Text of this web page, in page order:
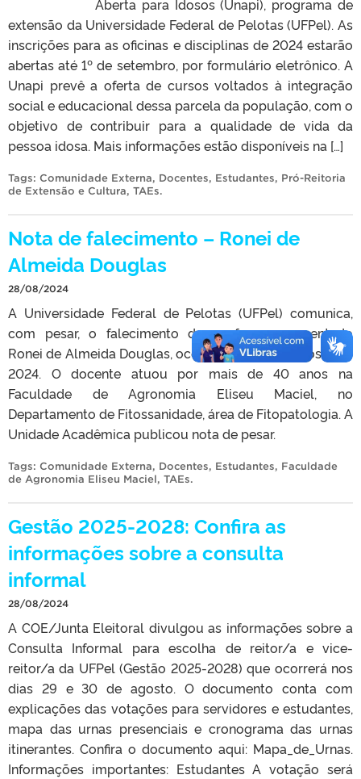
Aberta para Idosos (Unapi), programa de
extensão da Universidade Federal de Pelotas (UFPel). As
inscrições para as oficinas e disciplinas de 2024 estarão
abertas até 1º de setembro, por formulário eletrônico. A
Unapi prevê a oferta de cursos voltados à integração
social e educacional dessa parcela da população, com o
objetivo de contribuir para a qualidade de vida da
pessoa idosa. Mais informações estão disponíveis na […]
Tags: Comunidade Externa, Docentes, Estudantes, Pró-Reitoria
de Extensão e Cultura, TAEs.
Nota de falecimento – Ronei de
Almeida Douglas
28/08/2024
A Universidade Federal de Pelotas (UFPel) comunica,
com pesar, o falecimento do professor aposentado
Ronei de Almeida Douglas, ocorrido em 10 de agosto de
2024. O docente atuou por mais de 40 anos na
Faculdade de Agronomia Eliseu Maciel, no
Departamento de Fitossanidade, área de Fitopatologia. A
Unidade Acadêmica publicou nota de pesar.
Tags: Comunidade Externa, Docentes, Estudantes, Faculdade
de Agronomia Eliseu Maciel, TAEs.
Gestão 2025-2028: Confira as
informações sobre a consulta
informal
28/08/2024
A COE/Junta Eleitoral divulgou as informações sobre a
Consulta Informal para escolha de reitor/a e vice-
reitor/a da UFPel (Gestão 2025-2028) que ocorrerá nos
dias 29 e 30 de agosto. O documento conta com
explicações das votações para servidores e estudantes,
mapa das urnas presenciais e cronograma das urnas
itinerantes. Confira o documento aqui: Mapa_de_Urnas.
Informações importantes: Estudantes A votação será